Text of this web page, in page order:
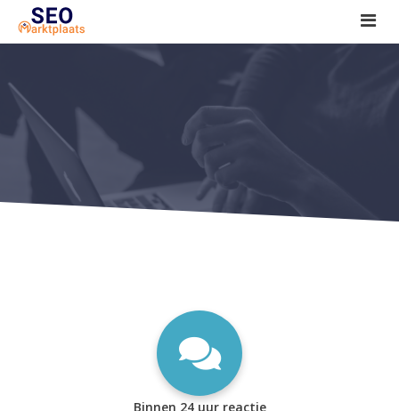
SEO tools reviews
Marketeer bij jou in de buurt?
Offerte
1. Seo voor beginners +
2. Onderzoeken +
Binnen 24 uur reactie